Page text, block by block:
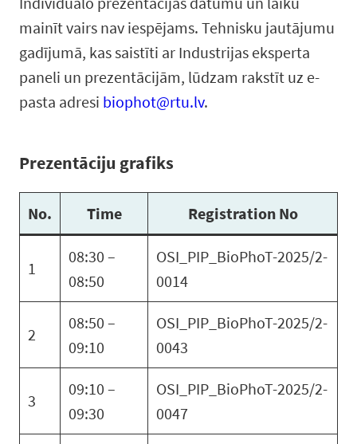
mainīt vairs nav iespējams. Tehnisku jautājumu
gadījumā, kas saistīti ar Industrijas eksperta
paneli un prezentācijām, lūdzam rakstīt uz e-
pasta adresi biophot@rtu.lv.
Prezentāciju grafiks
No. Time Registration No
1
08:30 –
08:50
OSI_PIP_BioPhoT-2025/2-
0014
2
08:50 –
09:10
OSI_PIP_BioPhoT-2025/2-
0043
3
09:10 –
09:30
OSI_PIP_BioPhoT-2025/2-
0047